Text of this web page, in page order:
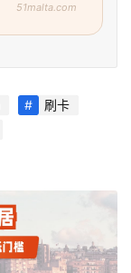
51malta.com
刷卡